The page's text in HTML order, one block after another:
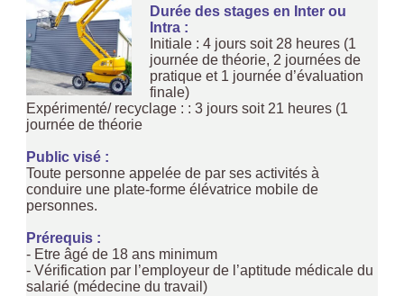
Durée des stages en Inter ou
Intra :
Initiale : 4 jours soit 28 heures (1
journée de théorie, 2 journées de
pratique et 1 journée d’évaluation
finale)
Expérimenté/ recyclage : : 3 jours soit 21 heures (1
journée de théorie
Public visé :
Toute personne appelée de par ses activités à
conduire une plate-forme élévatrice mobile de
personnes.
Prérequis :
- Etre âgé de 18 ans minimum
- Vérification par l’employeur de l’aptitude médicale du
salarié (médecine du travail)